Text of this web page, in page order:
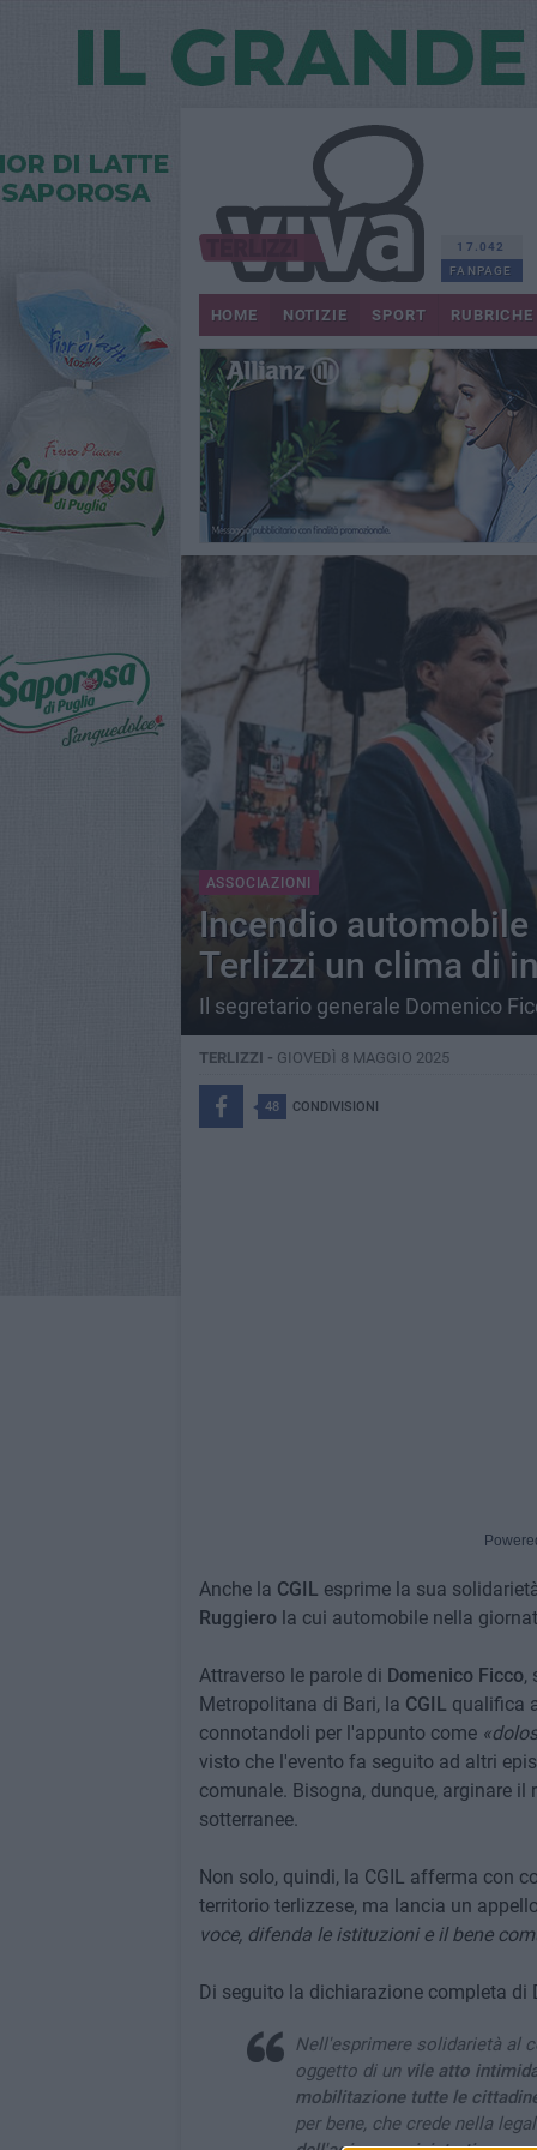
17.042
FANPAGE
HOME NOTIZIE SPORT RUBRICHE
ASSOCIAZIONI
Incendio automobile
Terlizzi un clima di
Il segretario generale Domenico
TERLIZZI - GIOVEDÌ 8 MAGGIO 2025
48 CONDIVISIONI
Anche la CGIL esprime la sua
Ruggiero la cui automobile nella
Attraverso le parole di Domenico Ficco,
Metropolitana di Bari, la CGIL qualifica
connotandoli per l'appunto come
visto che l'evento fa seguito ad altri
comunale. Bisogna, dunque, arginare
sotterranee.
Non solo, quindi, la CGIL afferma con
territorio terlizzese, ma lancia un
voce, difenda le istituzioni e il bene
Di seguito la dichiarazione completa di
Nell'esprimere solidarietà al
oggetto di un vile atto
mobilitazione tutte le
per bene, che crede nella